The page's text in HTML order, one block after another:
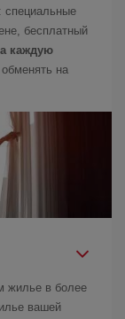
специальные
бесплатный
каждую
на
жилье в более
вашей